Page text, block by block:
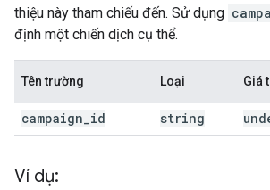
thiệu này tham chiếu đến. Sử dụng
định một chiến dịch cụ thể.
Tên trường Loại Giá
campaign id string
Ví dụ: